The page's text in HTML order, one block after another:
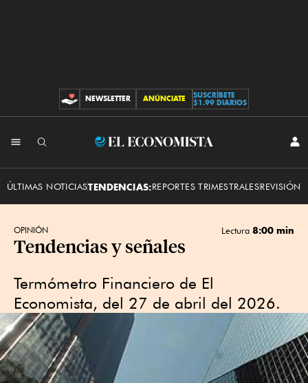
CONTRIBUCIONES
NEWSLETTER ANÚNCIATE
SUSCRÍBETE
$1.99 DIARIOS
El
ÚLTIMAS NOTICIASTENDENCIAS:REPORTES TRIMESTRALESREVISIÓN
OPINIÓN Lectura 8:00 min
Tendencias y señales
Termómetro Financiero de El
Economista, del 27 de abril del 2026.